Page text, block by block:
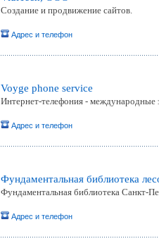
Создание и продвижение сайтов.
Адрес и телефон
Voyge phone service
Интернет-телефония - международные
Адрес и телефон
Фундаментальная библиотека
Фундаментальная библиотека Санкт-
Адрес и телефон